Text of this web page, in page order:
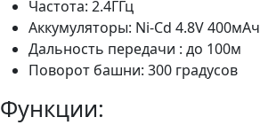
Частота: 2.4ГГц
Аккумуляторы: Ni-Cd 4.8V 400мАч
Дальность передачи : до 100м
Поворот башни: 300 градусов
Функции: